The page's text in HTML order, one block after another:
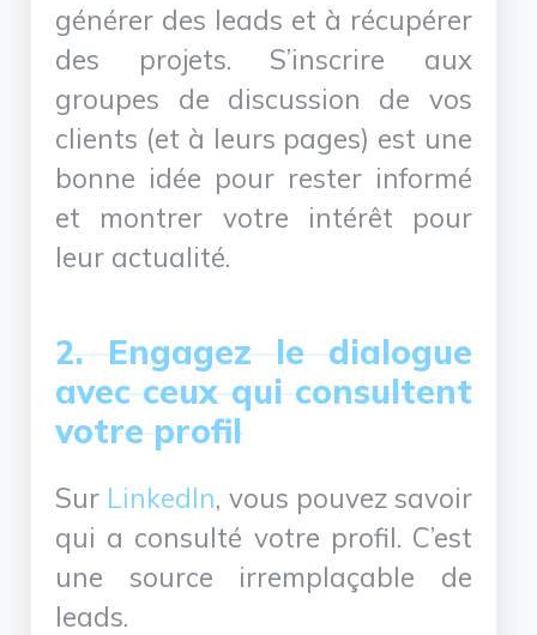
générer des leads et à récupérer
des projets. S’inscrire aux
groupes de discussion de vos
clients (et à leurs pages) est une
bonne idée pour rester informé
et montrer votre intérêt pour
leur actualité.
2. Engagez le dialogue
avec ceux qui consultent
votre profil
Sur LinkedIn, vous pouvez savoir
qui a consulté votre profil. C’est
une source irremplaçable de
leads.